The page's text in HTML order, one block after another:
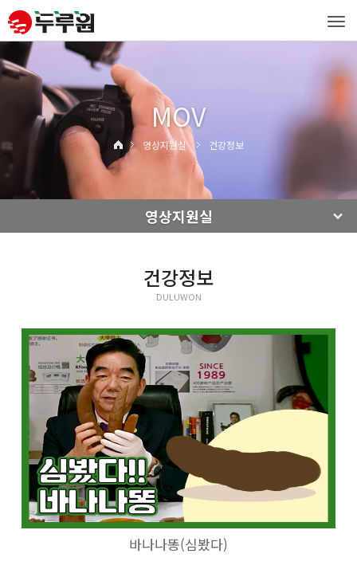
MOV
영상지원실 건강정보
영상지원실
건강정보
DULUWON
바나나똥(심봤다)